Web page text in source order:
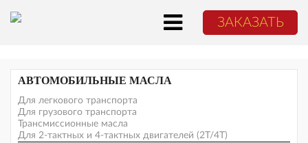
ЗАКАЗАТЬ
АВТОМОБИЛЬНЫЕ МАСЛА
Для легкового транспорта
Для грузового транспорта
Трансмиссионные масла
Для 2-тактных и 4-тактных двигателей (2Т/4Т)